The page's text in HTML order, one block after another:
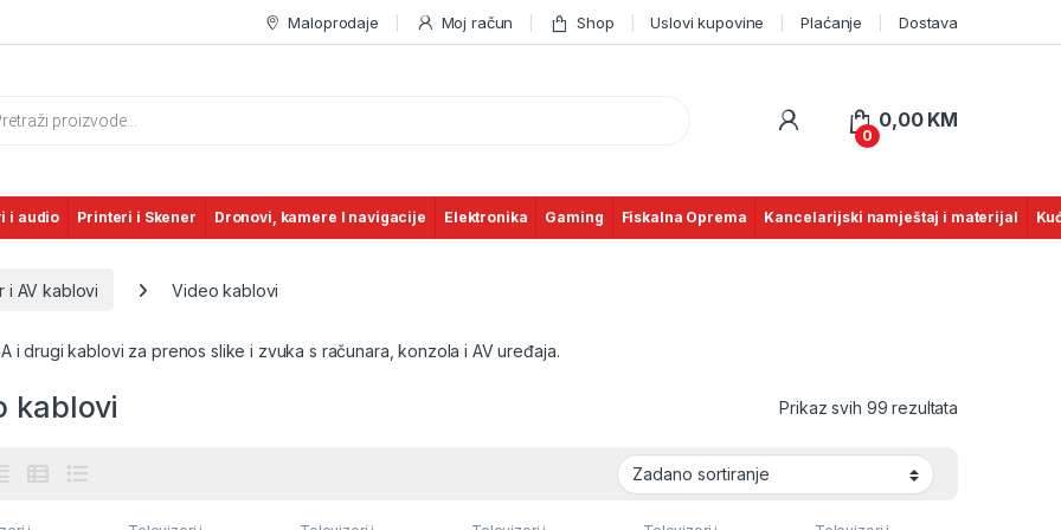
Maloprodaje Moj račun Shop Uslovi kupovine Plaćanje Dostava
search
0
0,00 KM
i audio Printeri i Skener Dronovi, kamere I navigacije Elektronika Gaming Fiskalna Oprema Kancelarijski namještaj i materijal
i AV kablovi Video kablovi
i drugi kablovi za prenos slike i zvuka s računara, konzola i AV uređaja.
kablovi Prikaz svih 99 rezultata